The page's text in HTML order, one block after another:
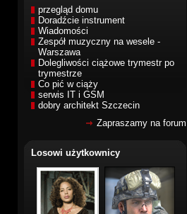
przegląd domu
Doradźcie instrument
Wiadomości
Zespół muzyczny na wesele -
Warszawa
Dolegliwości ciążowe trymestr po
trymestrze
Co pić w ciąży
serwis IT i GSM
dobry architekt Szczecin
Zapraszamy na forum
Losowi użytkownicy